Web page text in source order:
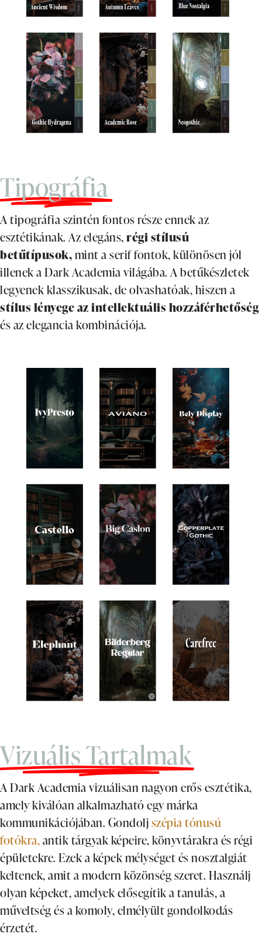
Tipográfia
A tipográfia szintén fontos része ennek az
esztétikának. Az elegáns,régi stílusú
betűtípusok,mint a serif fontok, különösen jól
illenek a Dark Academia világába. A betűkészletek
legyenek klasszikusak, de olvashatóak, hiszen a
stílus lényege az intellektuális hozzáférhetőség
és az elegancia kombinációja.
Vizuális Tartalmak
A Dark Academia vizuálisan nagyon erős esztétika,
amely kiválóan alkalmazható egy márka
kommunikációjában. Gondoljszépia tónusú
fotókra,antik tárgyak képeire, könyvtárakra és régi
épületekre. Ezek a képek mélységet és nosztalgiát
keltenek, amit a modern közönség szeret. Használj
olyan képeket, amelyek elősegítik a tanulás, a
műveltség és a komoly, elmélyült gondolkodás
érzetét.